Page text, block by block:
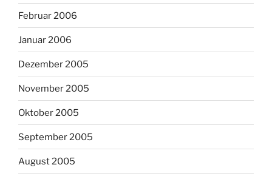
Februar 2006
Januar 2006
Dezember 2005
November 2005
Oktober 2005
September 2005
August 2005